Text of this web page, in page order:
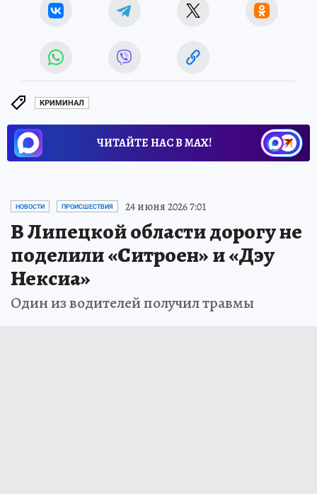
КРИМИНАЛ
ЧИТАЙТЕ НАС В МАХ!
НОВОСТИ ПРОИСШЕСТВИЯ 24 июня 2026 7:01
В Липецкой области дорогу не
поделили «Ситроен» и «Дэу
Нексиа»
Один из водителей получил травмы